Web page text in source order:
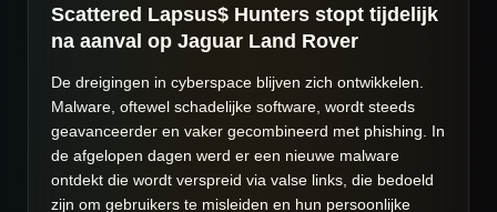
Scattered Lapsus$ Hunters stopt tijdelijk
na aanval op Jaguar Land Rover
De dreigingen in cyberspace blijven zich ontwikkelen.
Malware, oftewel schadelijke software, wordt steeds
geavanceerder en vaker gecombineerd met phishing. In
de afgelopen dagen werd er een nieuwe malware
ontdekt die wordt verspreid via valse links, die bedoeld
zijn om gebruikers te misleiden en hun persoonlijke